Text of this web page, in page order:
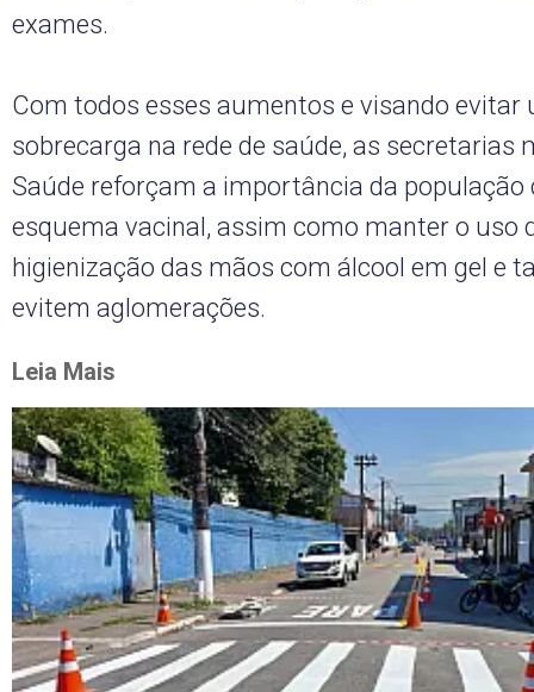
exames.
Com todos esses aumentos e visando evitar
sobrecarga na rede de saúde, as secretarias
Saúde reforçam a importância da população
esquema vacinal, assim como manter o uso
higienização das mãos com álcool em gel e
evitem aglomerações.
Leia Mais